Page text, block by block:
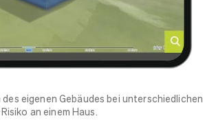
eigenen Gebäudes bei unterschiedlichen
an einem Haus.